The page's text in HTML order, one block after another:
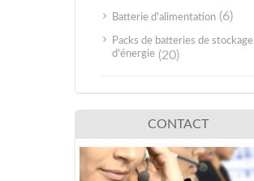
Batterie d'alimentation (6)
Packs de batteries de stockage
d'énergie (20)
CONTACT